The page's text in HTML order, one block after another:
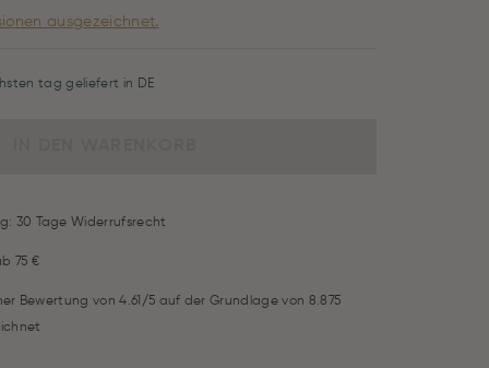
ausgezeichnet.
tag geliefert in DE
30 Tage Widerrufsrecht
75 €
Bewertung von 4.61/5 auf der Grundlage von 8.875